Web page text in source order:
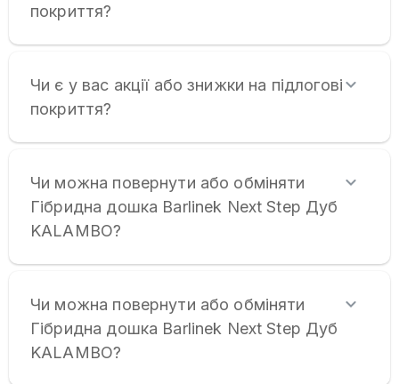
покриття?
Чи є у вас акції або знижки на підлогові
покриття?
Чи можна повернути або обміняти
Гібридна дошка Barlinek Next Step Дуб
KALAMBO?
Чи можна повернути або обміняти
Гібридна дошка Barlinek Next Step Дуб
KALAMBO?